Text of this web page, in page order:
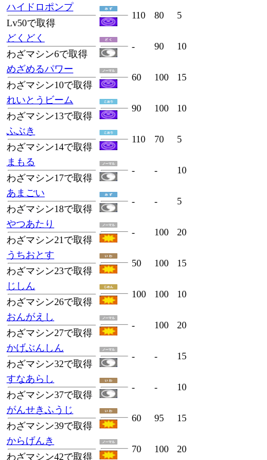
ハイドロポンプ
Lv50で取得
110 80 5
どくどく
わざマシン6で取得
- 90 10
めざめるパワー
わざマシン10で取得
60 100 15
れいとうビーム
わざマシン13で取得
90 100 10
ふぶき
わざマシン14で取得
110 70 5
まもる
わざマシン17で取得
- - 10
あまごい
わざマシン18で取得
- - 5
やつあたり
わざマシン21で取得
- 100 20
うちおとす
わざマシン23で取得
50 100 15
じしん
わざマシン26で取得
100 100 10
おんがえし
わざマシン27で取得
- 100 20
かげぶんしん
わざマシン32で取得
- - 15
すなあらし
わざマシン37で取得
- - 10
がんせきふうじ
わざマシン39で取得
60 95 15
からげんき
わざマシン42で取得
70 100 20